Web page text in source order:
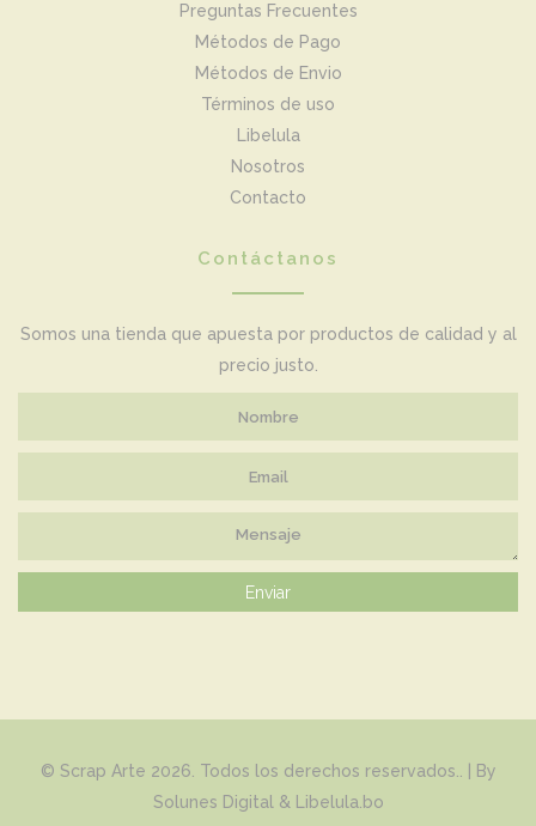
Preguntas Frecuentes
Métodos de Pago
Métodos de Envio
Términos de uso
Libelula
Nosotros
Contacto
Contáctanos
Somos una tienda que apuesta por productos de calidad y al
precio justo.
Enviar
© Scrap Arte 2026. Todos los derechos reservados.. | By
Solunes Digital& Libelula.bo